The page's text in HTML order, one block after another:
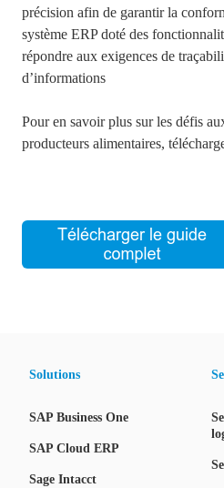
précision afin de garantir la
système ERP doté des
répondre aux exigences de
d’informations
Pour en savoir plus sur les défis
producteurs alimentaires,
Solutions
SAP Business One
SAP Cloud ERP
Sage Intacct